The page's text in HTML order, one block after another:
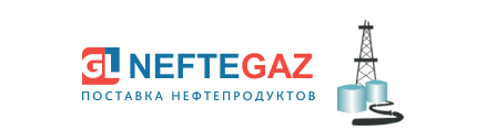
основному
содержанию